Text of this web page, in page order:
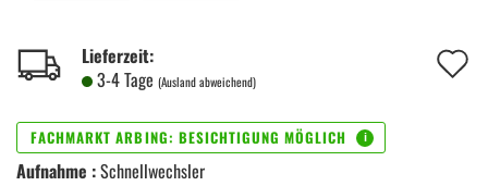
Lieferzeit:
3-4 Tage (Ausland abweichend)
Aufnahme :Schnellwechsler